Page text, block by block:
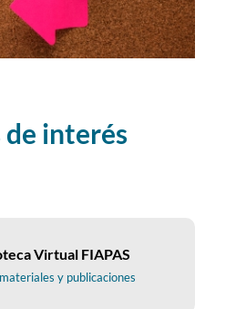
interés
Virtual FIAPAS
y publicaciones